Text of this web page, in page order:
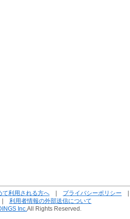
て利用される方へ プライバシーポリシー
利用者情報の外部送信について
Inc. All Rights Reserved.